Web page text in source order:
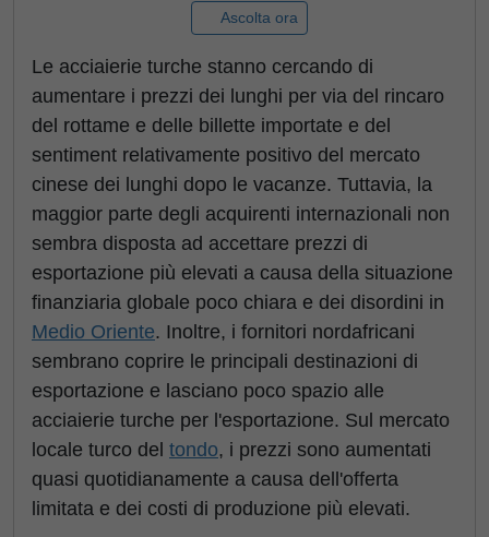
Ascolta ora
Le acciaierie turche stanno cercando di
aumentare i prezzi dei lunghi per via del rincaro
del rottame e delle billette importate e del
sentiment relativamente positivo del mercato
cinese dei lunghi dopo le vacanze. Tuttavia, la
maggior parte degli acquirenti internazionali non
sembra disposta ad accettare prezzi di
esportazione più elevati a causa della situazione
finanziaria globale poco chiara e dei disordini in
Medio Oriente. Inoltre, i fornitori nordafricani
sembrano coprire le principali destinazioni di
esportazione e lasciano poco spazio alle
acciaierie turche per l'esportazione. Sul mercato
locale turco del tondo, i prezzi sono aumentati
quasi quotidianamente a causa dell'offerta
limitata e dei costi di produzione più elevati.